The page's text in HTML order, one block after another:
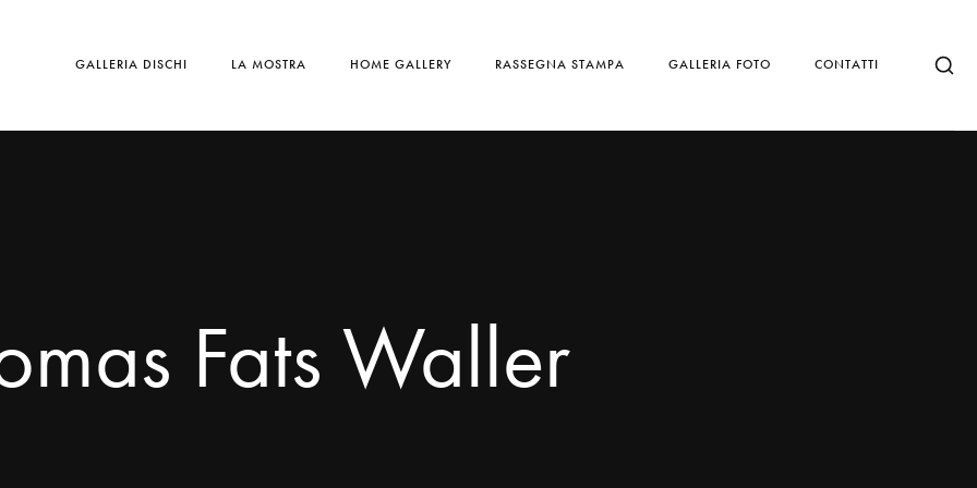
GALLERIA DISCHI LA MOSTRA HOME GALLERY RASSEGNA STAMPA GALLERIA FOTO CONTATTI
Fats Waller